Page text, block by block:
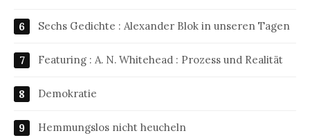
Sechs Gedichte : Alexander Blok in unseren Tagen
Featuring : A. N. Whitehead : Prozess und Realität
Demokratie
Hemmungslos nicht heucheln